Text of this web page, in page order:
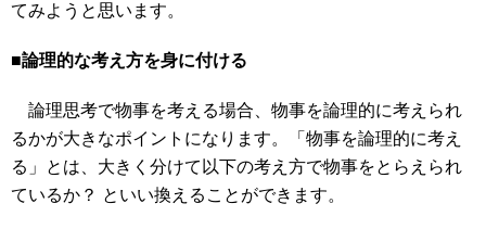
てみようと思います。
■論理的な考え方を身に付ける
論理思考で物事を考える場合、物事を論理的に考えられ
るかが大きなポイントになります。「物事を論理的に考え
る」とは、大きく分けて以下の考え方で物事をとらえられ
ているか？ といい換えることができます。